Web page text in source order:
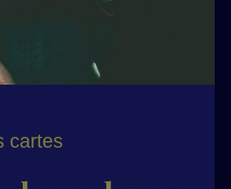
cartes